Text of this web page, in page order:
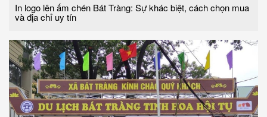
In logo lên ấm chén Bát Tràng: Sự khác biệt, cách chọn mua
và địa chỉ uy tín